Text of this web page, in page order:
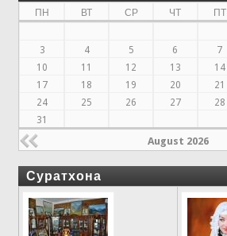
ПН ВТ СР ЧТ ПТ
3
4 5 6 7
10
11 12 13 14
17
18 19 20 21
24
25 26 27 28
31
August 2026
Суратхона